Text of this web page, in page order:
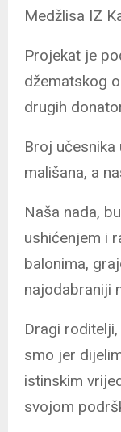
Medžlisa IZ
Projekat je
džematskog
drugih
Broj
mališana, a
Naša nada,
ushićenjem i
balonima,
najodabraniji
Dragi
smo jer
istinskim
svojom